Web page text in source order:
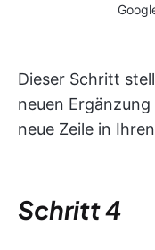
Dieser Schritt
neuen
neue Zeile in
Schritt 4